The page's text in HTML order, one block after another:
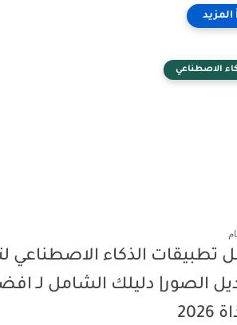
الاصطناعي
تطبيقات الذكاء الاصطناعي
الصور| دليلك الشامل لـ